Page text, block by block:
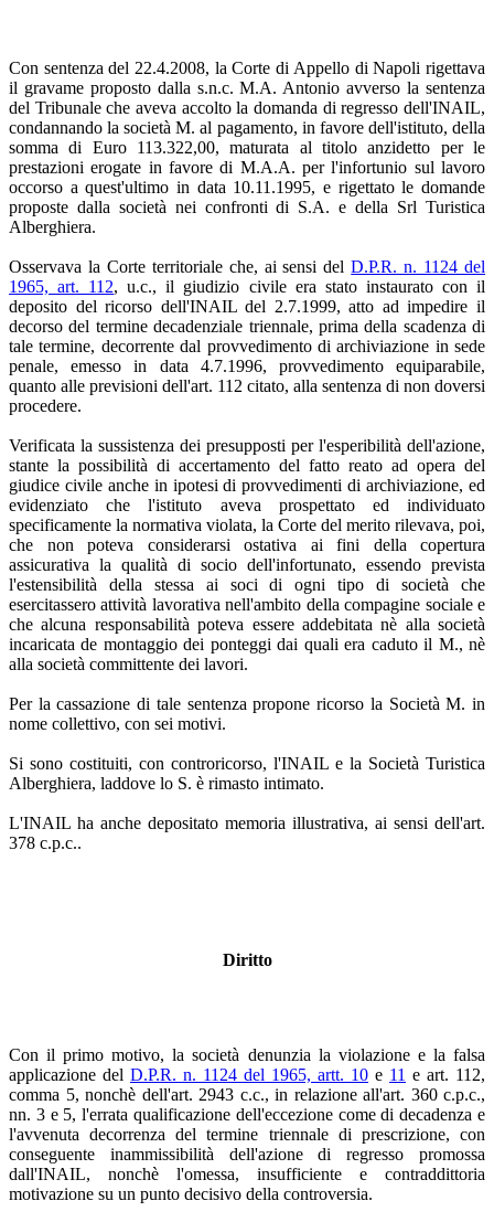
Con sentenza del 22.4.2008, la Corte di Appello di Napoli rigettava
il gravame proposto dalla s.n.c. M.A. Antonio avverso la sentenza
del Tribunale che aveva accolto la domanda di regresso dell'INAIL,
condannando la società M. al pagamento, in favore dell'istituto, della
somma di Euro 113.322,00, maturata al titolo anzidetto per le
prestazioni erogate in favore di M.A.A. per l'infortunio sul lavoro
occorso a quest'ultimo in data 10.11.1995, e rigettato le domande
proposte dalla società nei confronti di S.A. e della Srl Turistica
Alberghiera.
Osservava la Corte territoriale che, ai sensi delD.P.R. n. 1124 del
1965, art. 112, u.c., il giudizio civile era stato instaurato con il
deposito del ricorso dell'INAIL del 2.7.1999, atto ad impedire il
decorso del termine decadenziale triennale, prima della scadenza di
tale termine, decorrente dal provvedimento di archiviazione in sede
penale, emesso in data 4.7.1996, provvedimento equiparabile,
quanto alle previsioni dell'art. 112 citato, alla sentenza di non doversi
procedere.
Verificata la sussistenza dei presupposti per l'esperibilità dell'azione,
stante la possibilità di accertamento del fatto reato ad opera del
giudice civile anche in ipotesi di provvedimenti di archiviazione, ed
evidenziato che l'istituto aveva prospettato ed individuato
specificamente la normativa violata, la Corte del merito rilevava, poi,
che non poteva considerarsi ostativa ai fini della copertura
assicurativa la qualità di socio dell'infortunato, essendo prevista
l'estensibilità della stessa ai soci di ogni tipo di società che
esercitassero attività lavorativa nell'ambito della compagine sociale e
che alcuna responsabilità poteva essere addebitata nè alla società
incaricata de montaggio dei ponteggi dai quali era caduto il M., nè
alla società committente dei lavori.
Per la cassazione di tale sentenza propone ricorso la Società M. in
nome collettivo, con sei motivi.
Si sono costituiti, con controricorso, l'INAIL e la Società Turistica
Alberghiera, laddove lo S. è rimasto intimato.
L'INAIL ha anche depositato memoria illustrativa, ai sensi dell'art.
378 c.p.c..
Diritto
Con il primo motivo, la società denunzia la violazione e la falsa
applicazione del D.P.R. n. 1124 del 1965, artt. 10 e 11 e art. 112,
comma 5, nonchè dell'art. 2943 c.c., in relazione all'art. 360 c.p.c.,
nn. 3 e 5, l'errata qualificazione dell'eccezione come di decadenza e
l'avvenuta decorrenza del termine triennale di prescrizione, con
conseguente inammissibilità dell'azione di regresso promossa
dall'INAIL, nonchè l'omessa, insufficiente e contraddittoria
motivazione su un punto decisivo della controversia.